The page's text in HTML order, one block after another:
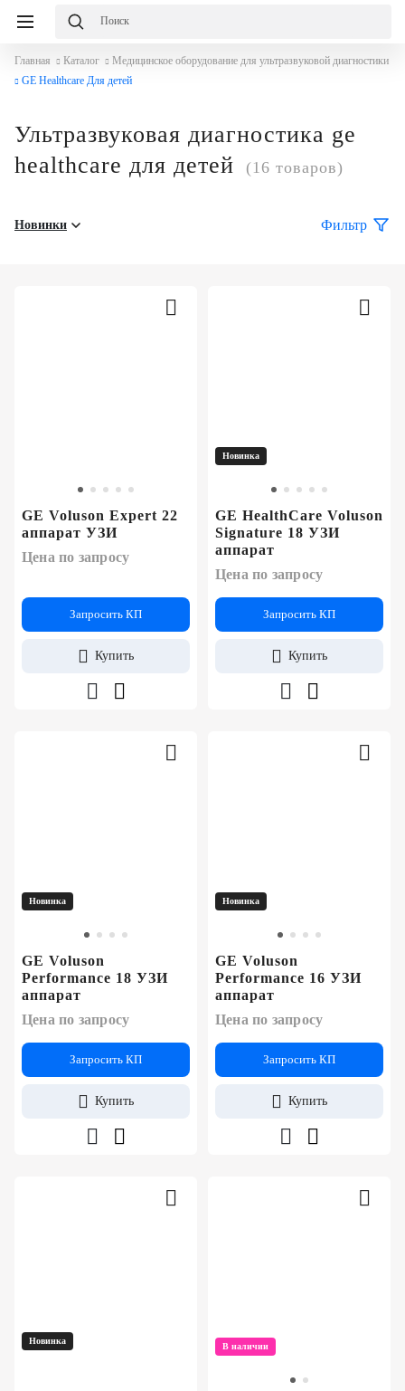
Главная Каталог
Медицинское оборудование для ультразвуковой диагностики
GE Healthcare Для детей
Ультразвуковая диагностика ge
healthcare для детей
(16 товаров)
Новинки Фильтр
GE Voluson Expert 22
аппарат УЗИ
Цена по запросу
Запросить КП
Купить
Новинка
GE HealthCare Voluson
Signature 18 УЗИ
аппарат
Цена по запросу
Запросить КП
Купить
Новинка
GE Voluson
Performance 18 УЗИ
аппарат
Цена по запросу
Запросить КП
Купить
Новинка
GE Voluson
Performance 16 УЗИ
аппарат
Цена по запросу
Запросить КП
Купить
Новинка
В наличии